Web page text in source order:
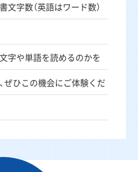
字数（英語はワード数）
字や単語を読めるのかを
ぜひこの機会にご体験くだ